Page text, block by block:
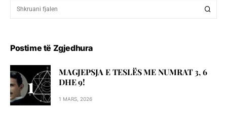
Postime të Zgjedhura
MAGJEPSJA E TESLËS ME NUMRAT 3, 6
DHE 9!
1 MARS, 2026